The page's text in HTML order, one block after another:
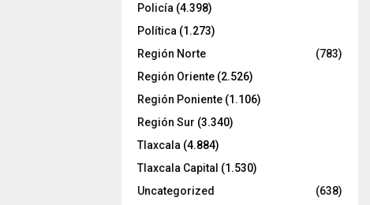
Policía (4.398)
Política (1.273)
Región Norte
(783)
Región Oriente (2.526)
Región Poniente (1.106)
Región Sur (3.340)
Tlaxcala (4.884)
Tlaxcala Capital (1.530)
Uncategorized
(638)